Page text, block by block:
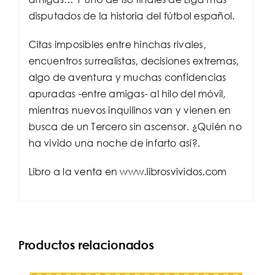
disputados de la historia del fútbol español.
Citas imposibles entre hinchas rivales,
encuentros surrealistas, decisiones extremas,
algo de aventura y muchas confidencias
apuradas -entre amigas- al hilo del móvil,
mientras nuevos inquilinos van y vienen en
busca de un Tercero sin ascensor. ¿Quién no
ha vivido una noche de infarto así?.
Libro a la venta en www.librosvividos.com
Productos relacionados